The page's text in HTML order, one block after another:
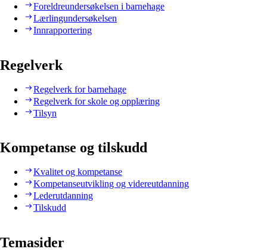
Foreldreundersøkelsen i barnehage
Lærlingundersøkelsen
Innrapportering
Regelverk
Regelverk for barnehage
Regelverk for skole og opplæring
Tilsyn
Kompetanse og tilskudd
Kvalitet og kompetanse
Kompetanseutvikling og videreutdanning
Lederutdanning
Tilskudd
Temasider